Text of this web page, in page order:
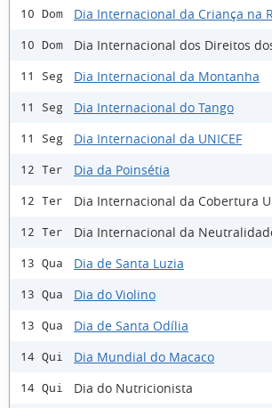
10 Dom Dia Internacional da Criança na
10 Dom Dia Internacional dos Direitos
11 Seg Dia Internacional da Montanha
11 Seg Dia Internacional do Tango
11 Seg Dia Internacional da UNICEF
12 Ter Dia da Poinsétia
12 Ter Dia Internacional da Cobertura
12 Ter Dia Internacional da
13 Qua Dia de Santa Luzia
13 Qua Dia do Violino
13 Qua Dia de Santa Odília
14 Qui Dia Mundial do Macaco
14 Qui Dia do Nutricionista